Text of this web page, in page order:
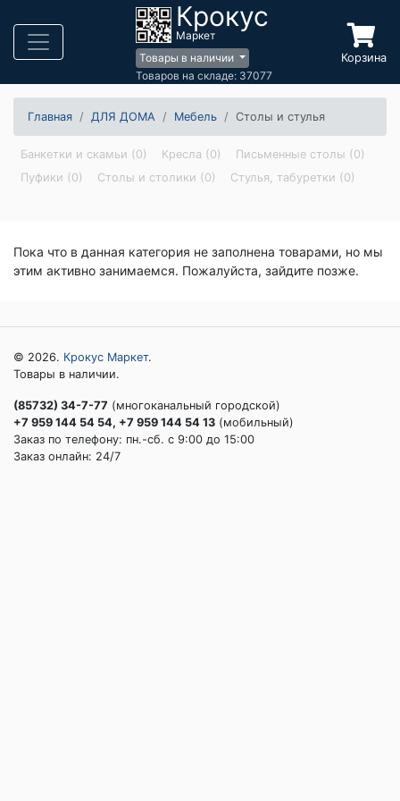
Крокус
Маркет
Товары в наличии
Товаров на складе: 37077
Корзина
Главная ДЛЯ ДОМА Мебель Столы и стулья
Банкетки и скамьи (0) Кресла (0)
Письменные столы (0)
Пуфики (0)
Столы и столики (0) Стулья, табуретки (0)
Пока что в данная категория не заполнена товарами, но мы
этим активно занимаемся. Пожалуйста, зайдите позже.
© 2026. Крокус Маркет.
Товары в наличии.
(85732) 34-7-77 (многоканальный городской)
+7 959 144 54 54, +7 959 144 54 13 (мобильный)
Заказ по телефону: пн.-сб. c 9:00 до 15:00
Заказ онлайн: 24/7